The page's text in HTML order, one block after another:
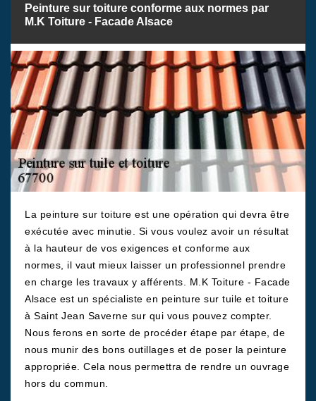
Peinture sur toiture conforme aux normes par
M.K Toiture - Facade Alsace
La peinture sur toiture est une opération qui devra être
exécutée avec minutie. Si vous voulez avoir un résultat
à la hauteur de vos exigences et conforme aux
normes, il vaut mieux laisser un professionnel prendre
en charge les travaux y afférents. M.K Toiture - Facade
Alsace est un spécialiste en peinture sur tuile et toiture
à Saint Jean Saverne sur qui vous pouvez compter.
Nous ferons en sorte de procéder étape par étape, de
nous munir des bons outillages et de poser la peinture
appropriée. Cela nous permettra de rendre un ouvrage
hors du commun.